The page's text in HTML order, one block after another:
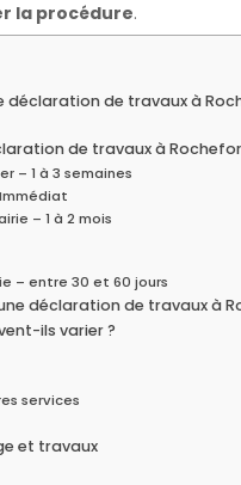
la procédure.
déclaration de travaux à
de travaux à
– 1 à 3 semaines
– 1 à 2 mois
– entre 30 et 60 jours
déclaration de travaux à
ils varier ?
services
et travaux